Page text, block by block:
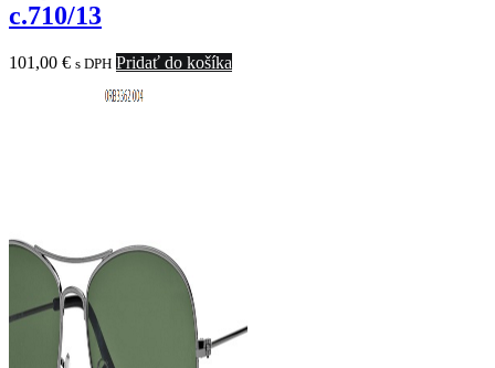
c.710/13
101,00 € s DPH Pridať do košíka